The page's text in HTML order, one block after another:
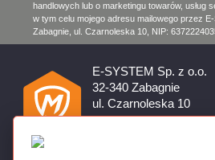
handlowych lub o marketingu towarów, usług
w tym celu mojego adresu mailowego przez
Zabagnie, ul. Czarnoleska 10, NIP:
Firma czynna od poniedziałku
E-SYSTEM Sp. z o.o.
32-340 Zabagnie
ul. Czarnoleska 10